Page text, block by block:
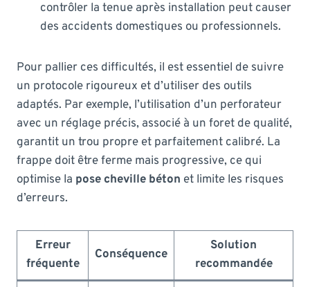
contrôler la tenue après installation peut causer
des accidents domestiques ou professionnels.
Pour pallier ces difficultés, il est essentiel de suivre
un protocole rigoureux et d’utiliser des outils
adaptés. Par exemple, l’utilisation d’un perforateur
avec un réglage précis, associé à un foret de qualité,
garantit un trou propre et parfaitement calibré. La
frappe doit être ferme mais progressive, ce qui
optimise la pose cheville béton et limite les risques
d’erreurs.
Erreur
fréquente
Conséquence
Solution
recommandée